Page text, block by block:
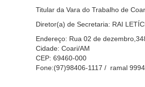
Titular da Vara do Trabalho de
Diretor(a) de Secretaria: RAI
Endereço: Rua 02 de
Cidade: Coari/AM
CEP: 69460-000
Fone:(97)98406-1117 / ramal